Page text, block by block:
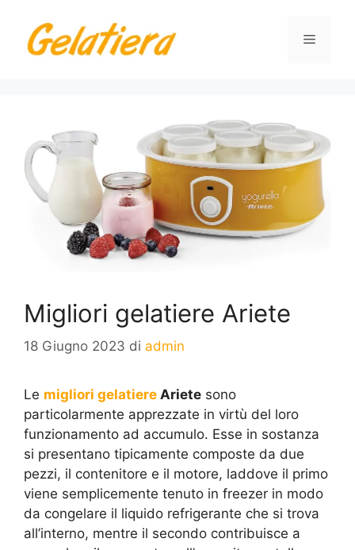
contenuto
Menu
Migliori gelatiere Ariete
18 Giugno 2023 di admin
Le migliori gelatiere Ariete sono
particolarmente apprezzate in virtù del loro
funzionamento ad accumulo. Esse in sostanza
si presentano tipicamente composte da due
pezzi, il contenitore e il motore, laddove il primo
viene semplicemente tenuto in freezer in modo
da congelare il liquido refrigerante che si trova
all’interno, mentre il secondo contribuisce a